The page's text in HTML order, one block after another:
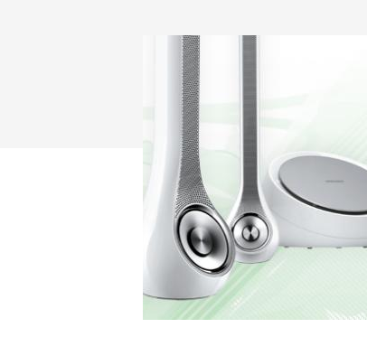
Drücken Sie Enter zum Suchen oder ESC